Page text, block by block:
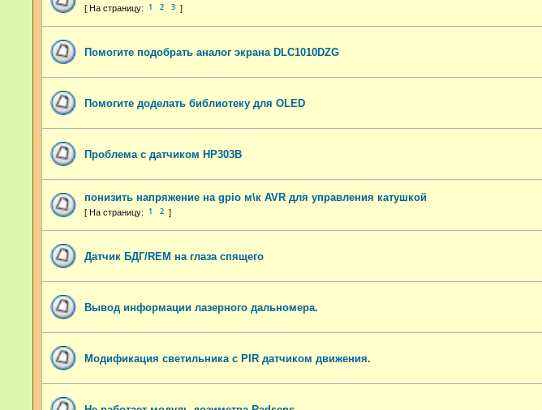
1 2 3
Помогите подобрать аналог экрана DLC1010DZG
Помогите доделать библиотеку для OLED
Проблема с датчиком HP303B
понизить напряжение на gpio м\к AVR для управления катушкой
1 2
Датчик БДГ/REM на глаза спящего
Вывод информации лазерного дальномера.
Модификация светильника с PIR датчиком движения.